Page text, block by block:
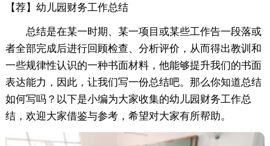
【荐】幼儿园财务工作总结
总结是在某一时期、某一项目或某些工作告一段落或
者全部完成后进行回顾检查、分析评价，从而得出教训和
一些规律性认识的一种书面材料，他能够提升我们的书面
表达能力，因此，让我们写一份总结吧。那么你知道总结
如何写吗？以下是小编为大家收集的幼儿园财务工作总
结，欢迎大家借鉴与参考，希望对大家有所帮助。